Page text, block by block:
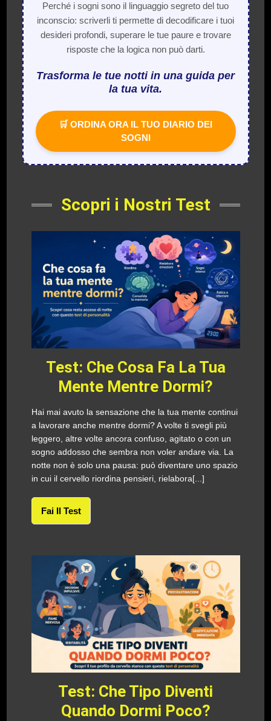
Perché i sogni sono il linguaggio segreto del tuo
inconscio: scriverli ti permette di decodificare i tuoi
desideri profondi, superare le tue paure e trovare
risposte che la logica non può darti.
Trasforma le tue notti in una guida per
la tua vita.
🛒 ORDINA ORA IL TUO DIARIO DEI
SOGNI
Scopri i Nostri Test
Test: Che Cosa Fa La Tua
Mente Mentre Dormi?
Hai mai avuto la sensazione che la tua mente continui
a lavorare anche mentre dormi? A volte ti svegli più
leggero, altre volte ancora confuso, agitato o con un
sogno addosso che sembra non voler andare via. La
notte non è solo una pausa: può diventare uno spazio
in cui il cervello riordina pensieri, rielabora[...]
Fai Il Test
Test: Che Tipo Diventi
Quando Dormi Poco?